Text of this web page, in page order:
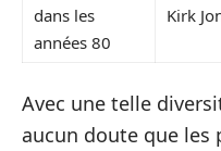
dans les
années 80
Kirk
Avec une telle
aucun doute que les